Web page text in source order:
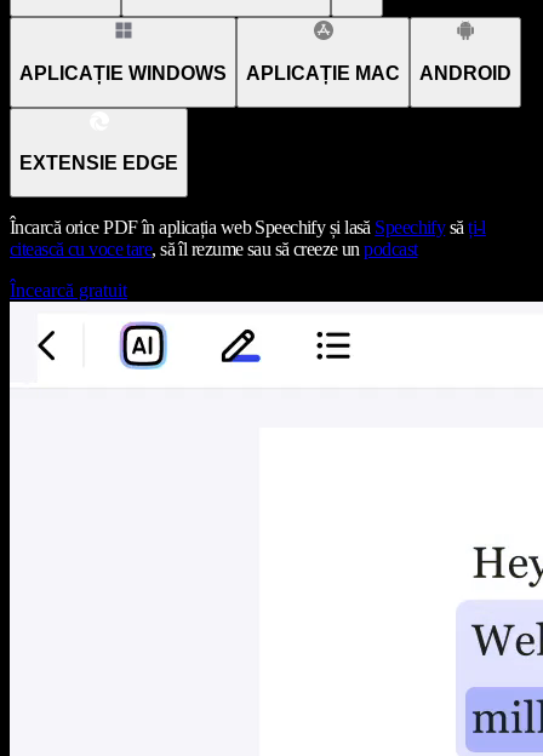
APLICAȚIE WINDOWS APLICAȚIE MAC ANDROID
EXTENSIE EDGE
Încarcă orice PDF în aplicația web Speechify și lasă Speechifysăți-l
citească cu voce tare, să îl rezume sau să creeze unpodcast
Încearcă gratuit